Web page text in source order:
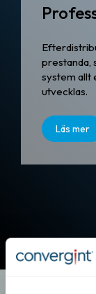
prestanda,
system allt
utvecklas.
Läs mer